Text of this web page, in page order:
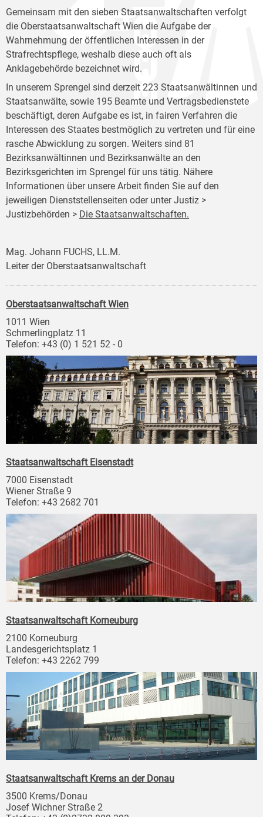
Gemeinsam mit den sieben Staatsanwaltschaften verfolgt
die Oberstaatsanwaltschaft Wien die Aufgabe der
Wahrnehmung der öffentlichen Interessen in der
Strafrechtspflege, weshalb diese auch oft als
Anklagebehörde bezeichnet wird.
In unserem Sprengel sind derzeit 223 Staatsanwältinnen und
Staatsanwälte, sowie 195 Beamte und Vertragsbedienstete
beschäftigt, deren Aufgabe es ist, in fairen Verfahren die
Interessen des Staates bestmöglich zu vertreten und für eine
rasche Abwicklung zu sorgen. Weiters sind 81
Bezirksanwältinnen und Bezirksanwälte an den
Bezirksgerichten im Sprengel für uns tätig. Nähere
Informationen über unsere Arbeit finden Sie auf den
jeweiligen Dienststellenseiten oder unter Justiz >
Justizbehörden > Die Staatsanwaltschaften.
Mag. Johann FUCHS, LL.M.
Leiter der Oberstaatsanwaltschaft
Oberstaatsanwaltschaft Wien
1011 Wien
Schmerlingplatz 11
Telefon: +43 (0) 1 521 52 - 0
Staatsanwaltschaft Eisenstadt
7000 Eisenstadt
Wiener Straße 9
Telefon: +43 2682 701
Staatsanwaltschaft Korneuburg
2100 Korneuburg
Landesgerichtsplatz 1
Telefon: +43 2262 799
Staatsanwaltschaft Krems an der Donau
3500 Krems/Donau
Josef Wichner Straße 2